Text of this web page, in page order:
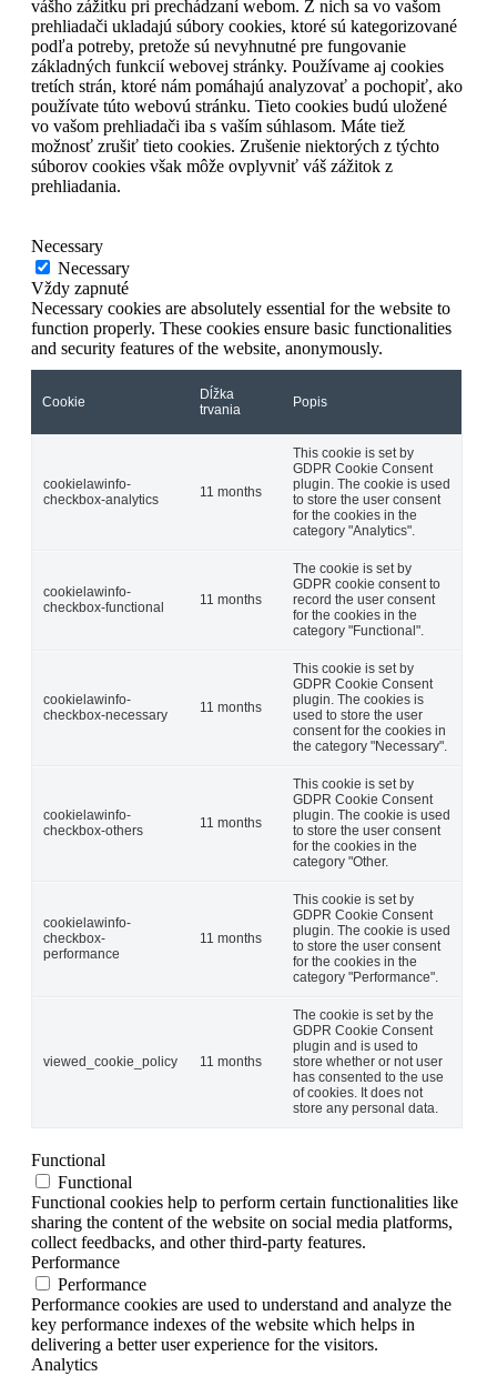
vášho zážitku pri prechádzaní webom. Z nich sa vo vašom
prehliadači ukladajú súbory cookies, ktoré sú kategorizované
podľa potreby, pretože sú nevyhnutné pre fungovanie
základných funkcií webovej stránky. Používame aj cookies
tretích strán, ktoré nám pomáhajú analyzovať a pochopiť, ako
používate túto webovú stránku. Tieto cookies budú uložené
vo vašom prehliadači iba s vaším súhlasom. Máte tiež
možnosť zrušiť tieto cookies. Zrušenie niektorých z týchto
súborov cookies však môže ovplyvniť váš zážitok z
prehliadania.
Necessary
Necessary
Vždy zapnuté
Necessary cookies are absolutely essential for the website to
function properly. These cookies ensure basic functionalities
and security features of the website, anonymously.
Cookie
Dĺžka
trvania
Popis
cookielawinfo-
checkbox-analytics
11 months
This cookie is set by
GDPR Cookie Consent
plugin. The cookie is used
to store the user consent
for the cookies in the
category "Analytics".
cookielawinfo-
checkbox-functional
11 months
The cookie is set by
GDPR cookie consent to
record the user consent
for the cookies in the
category "Functional".
cookielawinfo-
checkbox-necessary
11 months
This cookie is set by
GDPR Cookie Consent
plugin. The cookies is
used to store the user
consent for the cookies in
the category "Necessary".
cookielawinfo-
checkbox-others
11 months
This cookie is set by
GDPR Cookie Consent
plugin. The cookie is used
to store the user consent
for the cookies in the
category "Other.
cookielawinfo-
checkbox-
performance
11 months
This cookie is set by
GDPR Cookie Consent
plugin. The cookie is used
to store the user consent
for the cookies in the
category "Performance".
viewed_cookie_policy 11 months
The cookie is set by the
GDPR Cookie Consent
plugin and is used to
store whether or not user
has consented to the use
of cookies. It does not
store any personal data.
Functional
Functional
Functional cookies help to perform certain functionalities like
sharing the content of the website on social media platforms,
collect feedbacks, and other third-party features.
Performance
Performance
Performance cookies are used to understand and analyze the
key performance indexes of the website which helps in
delivering a better user experience for the visitors.
Analytics